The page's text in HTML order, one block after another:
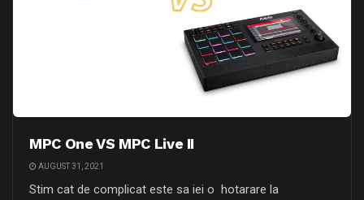
MPC One VS MPC Live II
AUGUST 31, 2021
Stim cat de complicat este sa iei o hotarare la